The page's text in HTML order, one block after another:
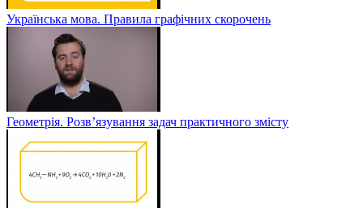
Українська мова. Правила графічних скорочень
Геометрія. Розв’язування задач практичного змісту